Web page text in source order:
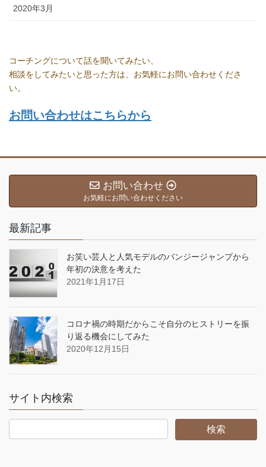
2020年3月
コーチングについて話を聞いてみたい、
相談をしてみたいと思った方は、お気軽にお問い合わせくださ
い。
お問い合わせはこちらから
お問い合わせ
お気軽にお問い合わせください
最新記事
お笑い芸人と人気モデルのバンジージャンプから
年初の決意を考えた
2021年1月17日
コロナ禍の時期だからこそ自分のヒストリーを振
り返る機会にしてみた
2020年12月15日
サイト内検索